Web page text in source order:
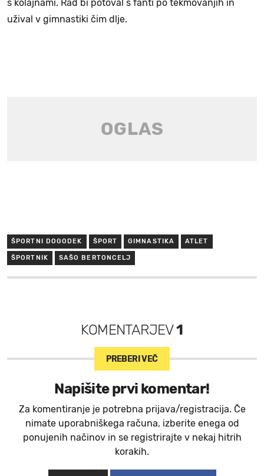
s kolajnami. Rad bi potoval s fanti po tekmovanjih in
užival v gimnastiki čim dlje.
ŠPORTNI DOGODEK ŠPORT GIMNASTIKA ATLET
ŠPORTNIK SAŠO BERTONCELJ
KOMENTARJEV1
PREBERI VEČ
Napišite prvi komentar!
Za komentiranje je potrebna prijava/registracija. Če
nimate uporabniškega računa, izberite enega od
ponujenih načinov in se registrirajte v nekaj hitrih
korakih.